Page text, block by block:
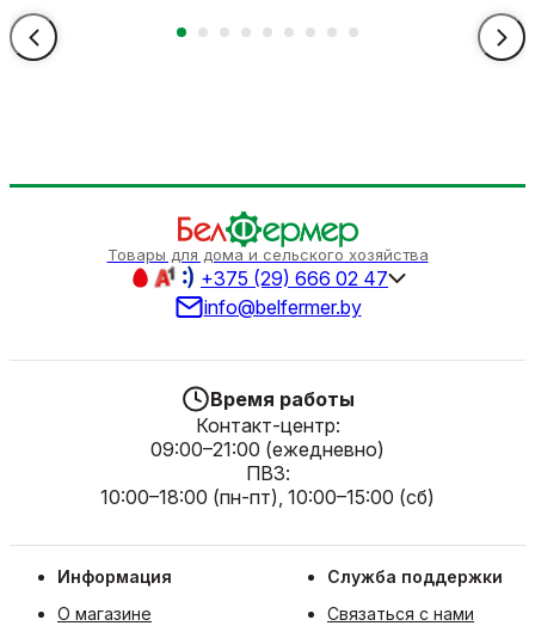
Товары для дома и сельского хозяйства
+375 (29) 666 02 47
info@belfermer.by
Время работы
Контакт-центр:
09:00–21:00 (ежедневно)
ПВЗ:
10:00–18:00 (пн-пт), 10:00–15:00 (сб)
Информация
О магазине
Служба поддержки
Связаться с нами